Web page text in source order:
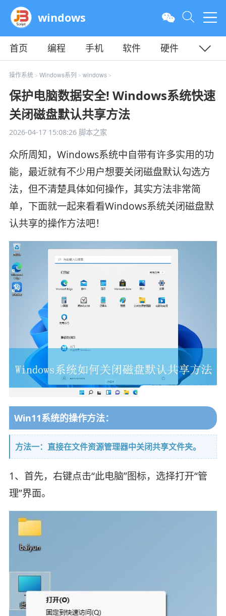
windows
首页 编程 手机 软件
硬件
教程
平面 服务器
操作系统> Windows系列 > windows>
保护电脑数据安全! Windows系统快速
关闭磁盘默认共享方法
2026-04-17 15:08:26脚本之家
众所周知，Windows系统中自带有许多实用的功
能，最近就有不少用户想要关闭磁盘默认勾选方
法，但不清楚具体如何操作，其实方法非常简
单，下面就一起来看看Windows系统关闭磁盘默
认共享的操作方法吧！
Win11系统的操作方法：
方法一：直接在文件资源管理器中关闭共享文件夹。
1、首先，右键点击“此电脑”图标，选择打开“管
理”界面。